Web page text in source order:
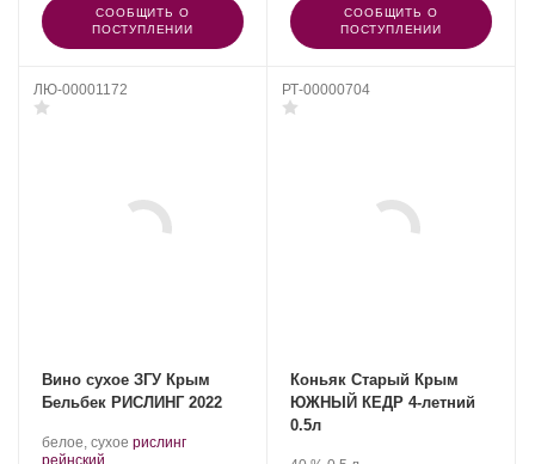
СООБЩИТЬ О
ПОСТУПЛЕНИИ
СООБЩИТЬ О
ПОСТУПЛЕНИИ
ЛЮ-00001172
Вино сухое ЗГУ Крым
Бельбек РИСЛИНГ 2022
Производитель:
Бельбек.
белое, сухое .рислинг
рейнский
РТ-00000704
Коньяк Старый Крым
ЮЖНЫЙ КЕДР 4-летний
0.5л